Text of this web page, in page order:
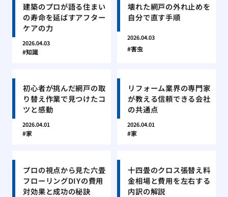
建築のプロが語る住まい
の寿命を延ばすアフター
ケアの力
2026.04.03
知識
壊れた網戸の外れ止めを
自分で直す手順
2026.04.03
害虫
初心者が挑んだ網戸の取
り替え作業で見つけたコ
ツと感動
2026.04.01
家
リフォーム業界の専門家
が教える信頼できる会社
の共通点
2026.04.01
家
プロの視点から見た六畳
フローリングDIYの費用
対効果と成功の秘訣
十四畳のクロス張替え料
金相場と費用を左右する
内訳の解説